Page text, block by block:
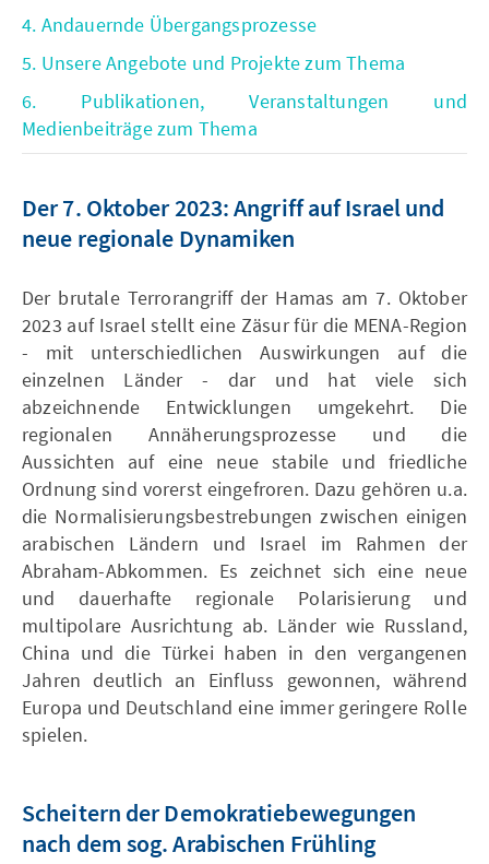
4. Andauernde Übergangsprozesse
5. Unsere Angebote und Projekte zum Thema
6. Publikationen, Veranstaltungen und
Medienbeiträge zum Thema
Der 7. Oktober 2023: Angriff auf Israel und
neue regionale Dynamiken
Der brutale Terrorangriff der Hamas am 7. Oktober
2023 auf Israel stellt eine Zäsur für die MENA-Region
- mit unterschiedlichen Auswirkungen auf die
einzelnen Länder - dar und hat viele sich
abzeichnende Entwicklungen umgekehrt. Die
regionalen Annäherungsprozesse und die
Aussichten auf eine neue stabile und friedliche
Ordnung sind vorerst eingefroren. Dazu gehören u.a.
die Normalisierungsbestrebungen zwischen einigen
arabischen Ländern und Israel im Rahmen der
Abraham-Abkommen. Es zeichnet sich eine neue
und dauerhafte regionale Polarisierung und
multipolare Ausrichtung ab. Länder wie Russland,
China und die Türkei haben in den vergangenen
Jahren deutlich an Einfluss gewonnen, während
Europa und Deutschland eine immer geringere Rolle
spielen.
Scheitern der Demokratiebewegungen
nach dem sog. Arabischen Frühling